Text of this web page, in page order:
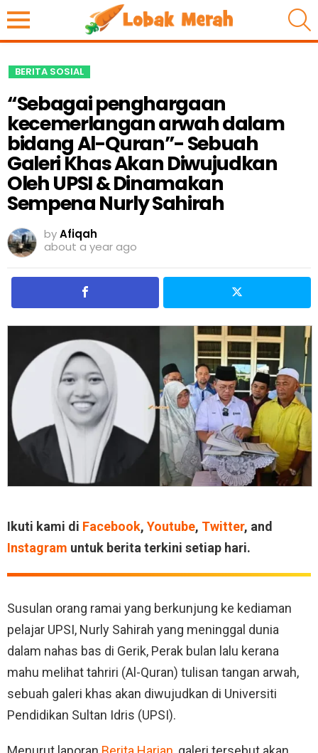
BERITA SOSIAL
“Sebagai penghargaan
kecemerlangan arwah dalam
bidang Al-Quran”- Sebuah
Galeri Khas Akan Diwujudkan
Oleh UPSI & Dinamakan
Sempena Nurly Sahirah
byAfiqah
about a year ago
Ikuti kami di Facebook, Youtube, Twitter, and
Instagram untuk berita terkini setiap hari.
Susulan orang ramai yang berkunjung ke kediaman
pelajar UPSI, Nurly Sahirah yang meninggal dunia
dalam nahas bas di Gerik, Perak bulan lalu kerana
mahu melihat tahriri (Al-Quran) tulisan tangan arwah,
sebuah galeri khas akan diwujudkan di Universiti
Pendidikan Sultan Idris (UPSI).